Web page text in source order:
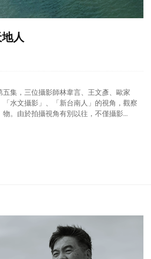
人
五集，三位攝影師林韋言、王文彥、歐家
「水文攝影」、「新台南人」的視角，觀察
。由於拍攝視角有別以往，不僅攝影...